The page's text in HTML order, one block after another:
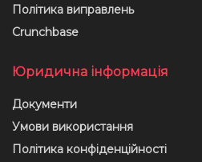
Політика виправлень
Crunchbase
Юридична інформація
Документи
Умови використання
Політика конфіденційності